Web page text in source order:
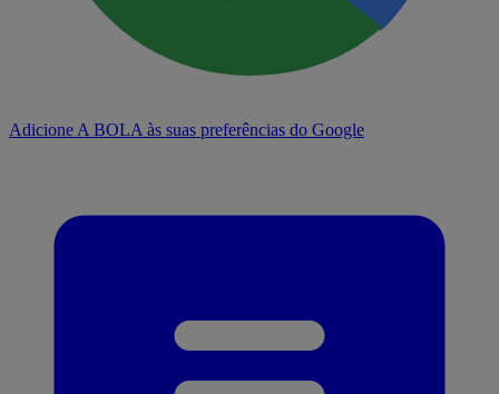
Adicione A BOLA às suas preferências do Google